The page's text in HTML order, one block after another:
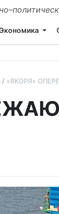
Экономика
«ЯКОРЯ»